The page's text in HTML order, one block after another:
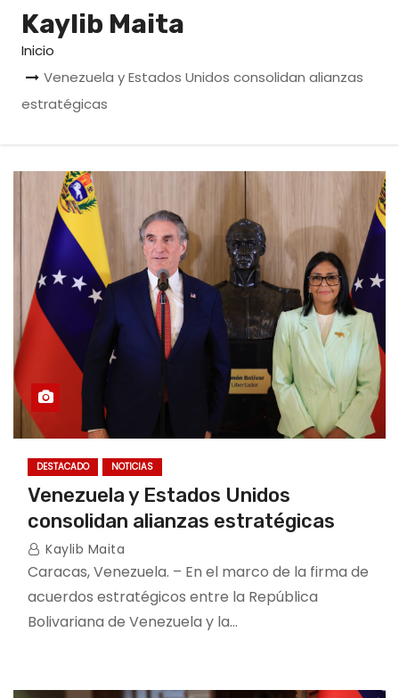
Kaylib Maita
Inicio
Venezuela y Estados Unidos consolidan alianzas
estratégicas
DESTACADO NOTICIAS
Venezuela y Estados Unidos
consolidan alianzas estratégicas
Kaylib Maita
Caracas, Venezuela. – En el marco de la firma de
acuerdos estratégicos entre la República
Bolivariana de Venezuela y la…